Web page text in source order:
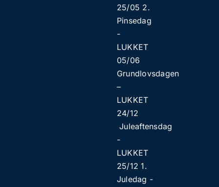
25/05 2.
Pinsedag
​​-
LUKKET
05/06
Grundlovsdagen
–
LUKKET
24/12
Juleaftensdag
​​-
LUKKET
25/12 1.
Juledag ​​-